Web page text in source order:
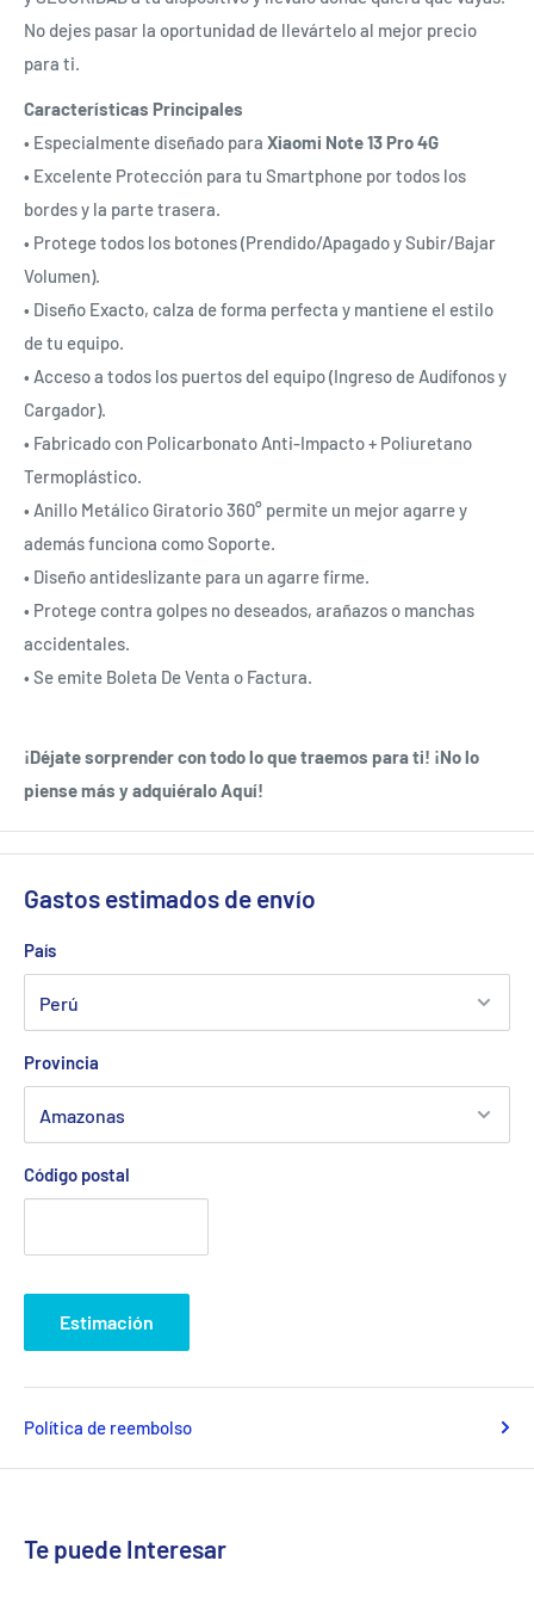
No dejes pasar la oportunidad de llevártelo al mejor precio
para ti.
Características Principales
• Especialmente diseñado para Xiaomi Note 13 Pro 4G
• Excelente Protección para tu Smartphone por todos los
bordes y la parte trasera.
• Protege todos los botones (Prendido/Apagado y Subir/Bajar
Volumen).
• Diseño Exacto, calza de forma perfecta y mantiene el estilo
de tu equipo.
• Acceso a todos los puertos del equipo (Ingreso de Audífonos y
Cargador).
• Fabricado con Policarbonato Anti-Impacto + Poliuretano
Termoplástico.
• Anillo Metálico Giratorio 360° permite un mejor agarre y
además funciona como Soporte.
• Diseño antideslizante para un agarre firme.
• Protege contra golpes no deseados, arañazos o manchas
accidentales.
• Se emite Boleta De Venta o Factura.
¡Déjate sorprender con todo lo que traemos para ti! ¡No lo
piense más y adquiéralo Aquí!
Gastos estimados de envío
País
Provincia
Código postal
Estimación
Política de reembolso
Te puede Interesar